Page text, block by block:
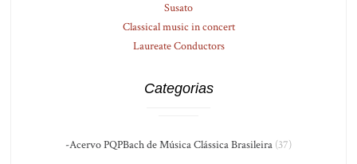
Susato
Classical music in concert
Laureate Conductors
Categorias
-Acervo PQPBach de Música Clássica Brasileira (37)